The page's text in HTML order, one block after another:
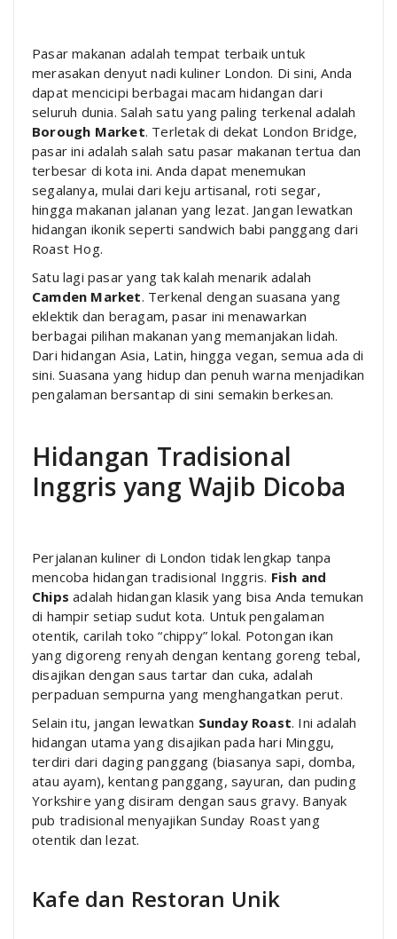
Pasar makanan adalah tempat terbaik untuk
merasakan denyut nadi kuliner London. Di sini, Anda
dapat mencicipi berbagai macam hidangan dari
seluruh dunia. Salah satu yang paling terkenal adalah
Borough Market. Terletak di dekat London Bridge,
pasar ini adalah salah satu pasar makanan tertua dan
terbesar di kota ini. Anda dapat menemukan
segalanya, mulai dari keju artisanal, roti segar,
hingga makanan jalanan yang lezat. Jangan lewatkan
hidangan ikonik seperti sandwich babi panggang dari
Roast Hog.
Satu lagi pasar yang tak kalah menarik adalah
Camden Market. Terkenal dengan suasana yang
eklektik dan beragam, pasar ini menawarkan
berbagai pilihan makanan yang memanjakan lidah.
Dari hidangan Asia, Latin, hingga vegan, semua ada di
sini. Suasana yang hidup dan penuh warna menjadikan
pengalaman bersantap di sini semakin berkesan.
Hidangan Tradisional
Inggris yang Wajib Dicoba
Perjalanan kuliner di London tidak lengkap tanpa
mencoba hidangan tradisional Inggris. Fish and
Chips adalah hidangan klasik yang bisa Anda temukan
di hampir setiap sudut kota. Untuk pengalaman
otentik, carilah toko “chippy” lokal. Potongan ikan
yang digoreng renyah dengan kentang goreng tebal,
disajikan dengan saus tartar dan cuka, adalah
perpaduan sempurna yang menghangatkan perut.
Selain itu, jangan lewatkan Sunday Roast. Ini adalah
hidangan utama yang disajikan pada hari Minggu,
terdiri dari daging panggang (biasanya sapi, domba,
atau ayam), kentang panggang, sayuran, dan puding
Yorkshire yang disiram dengan saus gravy. Banyak
pub tradisional menyajikan Sunday Roast yang
otentik dan lezat.
Kafe dan Restoran Unik